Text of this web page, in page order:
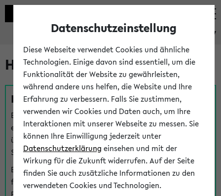
eKVV
Hilfe & Kontakt
Fragen zu einzelnen Veranstaltungen
Bei inhaltlichen und organisatorischen Fragen zu
einzelnen Veranstaltungen finden Sie Ansprechpersonen
über denFragen-Link bei jeder Veranstaltung. Der BIS
Support kann hier meist keine direkte Hilfe leisten.
Bei Veranstaltungen mit eKVV Teilnahmemanagement
finden Sie eine Auskunft über die Personen, die Ihre
Datenschutzeinstellung
Diese Webseite verwendet Cookies und ähnliche
Technologien. Einige davon sind essentiell, um die
Funktionalität der Website zu gewährleisten,
während andere uns helfen, die Website und Ihre
Erfahrung zu verbessern. Falls Sie zustimmen,
verwenden wir Cookies und Daten auch, um Ihre
Interaktionen mit unserer Webseite zu messen. Sie
können Ihre Einwilligung jederzeit unter
Datenschutzerklärung einsehen und mit der
Wirkung für die Zukunft widerrufen. Auf der Seite
finden Sie auch zusätzliche Informationen zu den
verwendeten Cookies und Technologien.